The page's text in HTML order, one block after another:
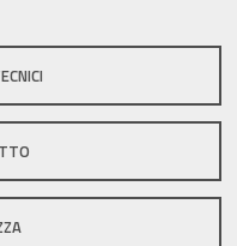
Predosa